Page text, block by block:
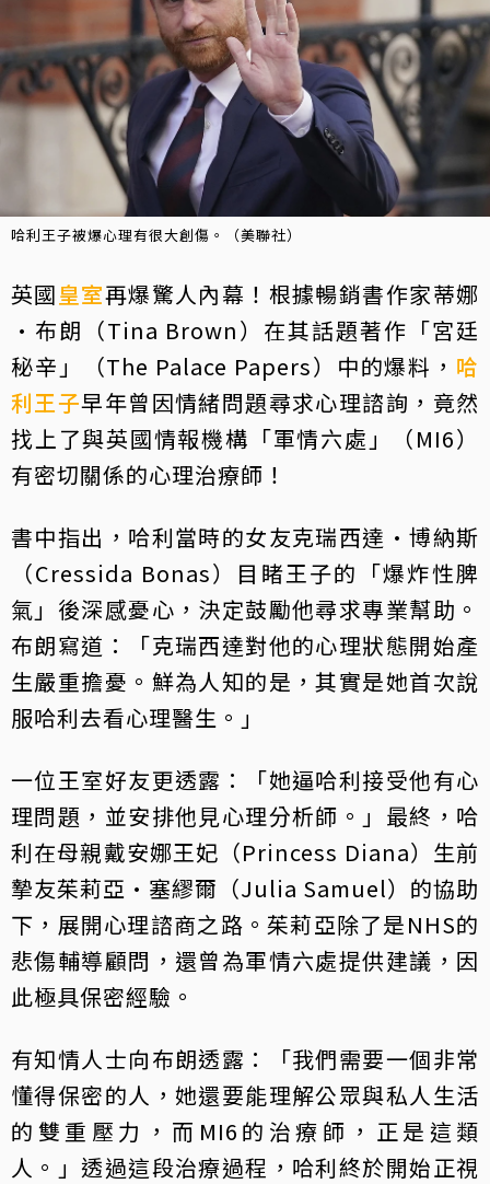
哈利王子被爆心理有很大創傷。（美聯社）
英國皇室再爆驚人內幕！根據暢銷書作家蒂娜
·布朗（Tina Brown）在其話題著作「宮廷
秘辛」（The Palace Papers）中的爆料， 哈
利王子早年曾因情緒問題尋求心理諮詢，竟然
找上了與英國情報機構「軍情六處」（MI6）
有密切關係的心理治療師！
書中指出，哈利當時的女友克瑞西達·博納斯
（Cressida Bonas）目睹王子的「爆炸性脾
氣」後深感憂心，決定鼓勵他尋求專業幫助。
布朗寫道：「克瑞西達對他的心理狀態開始產
生嚴重擔憂。鮮為人知的是，其實是她首次說
服哈利去看心理醫生。」
一位王室好友更透露：「她逼哈利接受他有心
理問題，並安排他見心理分析師。」最終，哈
利在母親戴安娜王妃（Princess Diana）生前
摯友茱莉亞·塞繆爾（Julia Samuel）的協助
下，展開心理諮商之路。茱莉亞除了是NHS的
悲傷輔導顧問，還曾為軍情六處提供建議，因
此極具保密經驗。
有知情人士向布朗透露：「我們需要一個非常
懂得保密的人，她還要能理解公眾與私人生活
的雙重壓力，而MI6的治療師，正是這類
人。」透過這段治療過程，哈利終於開始正視